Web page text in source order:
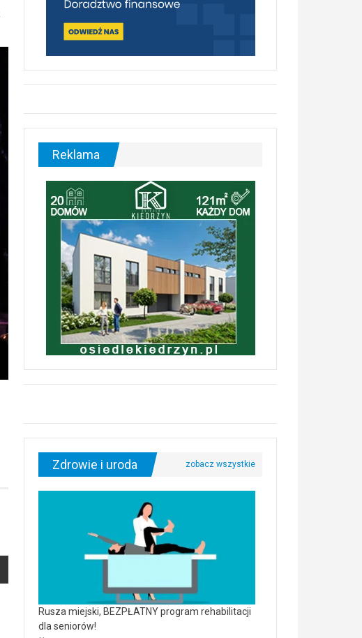
Reklama
Zdrowie i uroda
Rusza miejski, BEZPŁATNY program rehabilitacji
dla seniorów!